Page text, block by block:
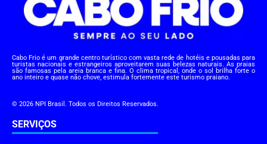
Cabo Frio é um grande centro turístico com vasta rede de hotéis e pousadas para
turistas nacionais e estrangeiros aproveitarem suas belezas naturais. As praias
são famosas pela areia branca e fina. O clima tropical, onde o sol brilha forte o
ano inteiro e quase não chove, estimula fortemente este turismo praiano.
© 2026 NPI Brasil. Todos os Direitos Reservados.
SERVIÇOS